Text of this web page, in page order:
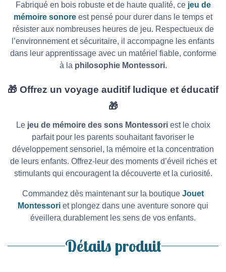
Fabriqué en bois robuste et de haute qualité, ce jeu de
mémoire sonore est pensé pour durer dans le temps et
résister aux nombreuses heures de jeu. Respectueux de
l’environnement et sécuritaire, il accompagne les enfants
dans leur apprentissage avec un matériel fiable, conforme
à la philosophie Montessori.
🎁 Offrez un voyage auditif ludique et éducatif
🎁
Le jeu de mémoire des sons Montessoriest le choix
parfait pour les parents souhaitant favoriser le
développement sensoriel, la mémoire et la concentration
de leurs enfants. Offrez-leur des moments d’éveil riches et
stimulants qui encouragent la découverte et la curiosité.
Commandez dès maintenant sur la boutique Jouet
Montessori et plongez dans une aventure sonore qui
éveillera durablement les sens de vos enfants.
Détails produit